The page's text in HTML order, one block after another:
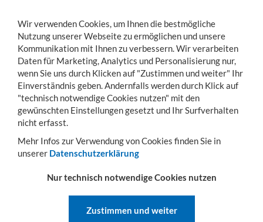
Toggle
navigation
MENÜ KONTO WARENKORB
Sie sind hier: Lager- & Transportgestelle Rohrbügel Einsteckrohrbügel
SCHMALSEITIG EINSTECKBARE
ROHRBÜGEL
Als erfahrener Hersteller garantieren wir robuste Konstruktionen
Wir verwenden Cookies, um Ihnen die bestmögliche
Nutzung unserer Webseite zu ermöglichen und unsere
Kommunikation mit Ihnen zu verbessern. Wir verarbeiten
Daten für Marketing, Analytics und Personalisierung nur,
wenn Sie uns durch Klicken auf "Zustimmen und weiter" Ihr
Einverständnis geben. Andernfalls werden durch Klick auf
"technisch notwendige Cookies nutzen" mit den
gewünschten Einstellungen gesetzt und Ihr Surfverhalten
nicht erfasst.
Mehr Infos zur Verwendung von Cookies finden Sie in
unserer Datenschutzerklärung
Nur technisch notwendige Cookies nutzen
Zustimmen und weiter